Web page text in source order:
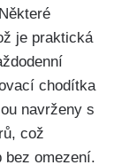
je praktická
chodítka
navrženy s
což
bez omezení.